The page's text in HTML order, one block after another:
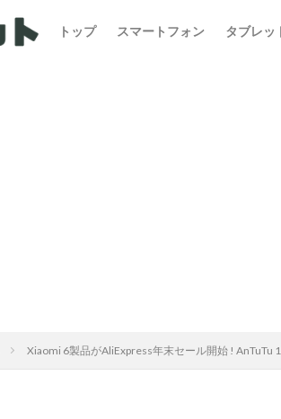
トップ スマートフォン タブレッ
Xiaomi 6製品がAliExpress年末セール開始 ! AnTuTu